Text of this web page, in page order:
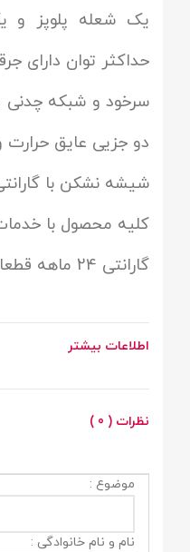
یک شعله پلوپز و
حداکثر توان دارای
سرخود و شبکه چدنی
دو جزیی عایق حرارت
شیشه نشکن با
کلیه محصول با
گارانتی 24 ماهه قطعات اصلی
اطلاعات بیشتر
نظرات ( 0 )
موضوع :
نام و نام خانوادگی :